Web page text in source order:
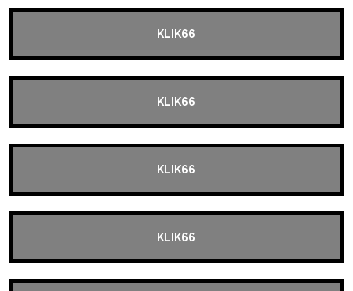
KLIK66
KLIK66
KLIK66
KLIK66